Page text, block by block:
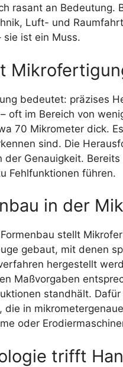
rasant an Bedeutung.
Luft- und
sie ist ein Muss.
bedeutet: präzises
oft im Bereich von
70 Mikrometer dick.
sind. Die
der Genauigkeit.
Fehlfunktionen führen.
in der
stellt
gebaut, mit denen
hergestellt
Maßvorgaben
standhält.
die in
oder
trifft